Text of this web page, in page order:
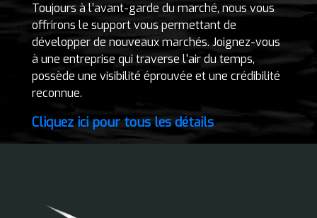
Toujours à l’avant-garde du marché, nous vous
offrirons le support vous permettant de
développer de nouveaux marchés. Joignez-vous
à une entreprise qui traverse l'air du temps,
possède une visibilité éprouvée et une crédibilité
reconnue.
Cliquez ici pour tous les détails